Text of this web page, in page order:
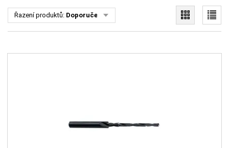
Řazení produktů: Doporučené